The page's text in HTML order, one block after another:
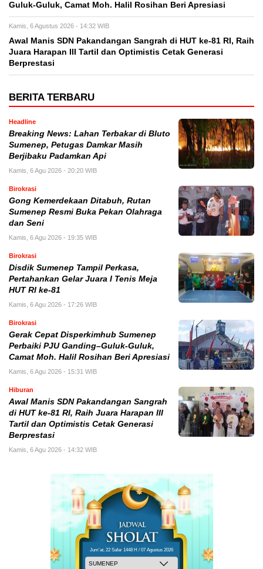
Guluk-Guluk, Camat Moh. Halil Rosihan Beri Apresiasi
Kamis, 6 Agustus 2026 - 14:32 WIB
Awal Manis SDN Pakandangan Sangrah di HUT ke-81 RI, Raih
Juara Harapan III Tartil dan Optimistis Cetak Generasi
Berprestasi
BERITA TERBARU
Headline
Breaking News: Lahan Terbakar di Bluto
Sumenep, Petugas Damkar Masih
Berjibaku Padamkan Api
Kamis, 6 Agu 2026 - 20:20 WIB
Birokrasi
Gong Kemerdekaan Ditabuh, Rutan
Sumenep Resmi Buka Pekan Olahraga
dan Seni
Kamis, 6 Agu 2026 - 19:35 WIB
Birokrasi
Disdik Sumenep Tampil Perkasa,
Pertahankan Gelar Juara I Tenis Meja
HUT RI ke-81
Kamis, 6 Agu 2026 - 17:26 WIB
Birokrasi
Gerak Cepat Disperkimhub Sumenep
Perbaiki PJU Ganding–Guluk-Guluk,
Camat Moh. Halil Rosihan Beri Apresiasi
Kamis, 6 Agu 2026 - 15:31 WIB
Hiburan
Awal Manis SDN Pakandangan Sangrah
di HUT ke-81 RI, Raih Juara Harapan III
Tartil dan Optimistis Cetak Generasi
Berprestasi
Kamis, 6 Agu 2026 - 14:32 WIB
Jum'at, 22 Safar 1448 H / 07 Agustus 2026